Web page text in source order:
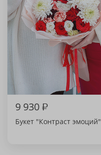
9 930₽
Букет "Контраст эмоций"